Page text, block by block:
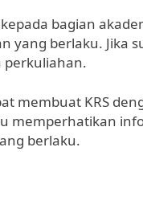
bagian
yang berlaku. Jika
perkuliahan.
membuat KRS
memperhatikan
berlaku.